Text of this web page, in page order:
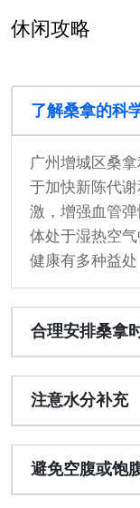
休闲攻略
了解桑拿的科
广州增城区桑
于加快新陈代
激，增强血管
体处于湿热空
健康有多种益处
合理安排桑拿
注意水分补充
避免空腹或饱